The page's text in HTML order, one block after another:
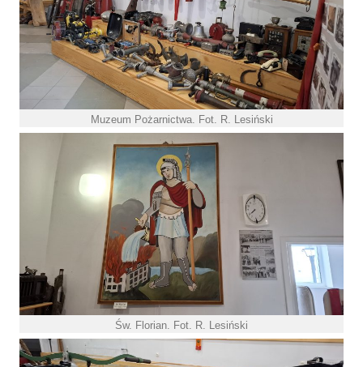
Muzeum Pożarnictwa. Fot. R. Lesiński
Św. Florian. Fot. R. Lesiński